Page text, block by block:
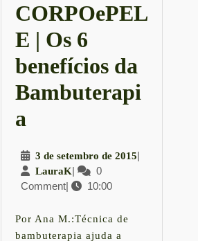
CORPOePEL
E | Os 6
benefícios da
Bambuterapi
a
|
Os
6
benefícios
3 de setembro de 20153|
LauraKLauraK
|
0
Comment| 10:00
Por Ana M.:Técnica de
bambuterapia ajuda a